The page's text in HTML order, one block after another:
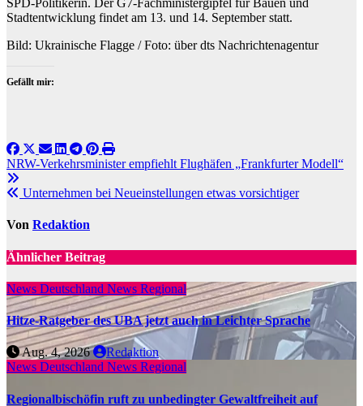
SPD-Politikerin. Der G7-Fachministergipfel für Bauen und
Stadtentwicklung findet am 13. und 14. September statt.
Bild: Ukrainische Flagge / Foto: über dts Nachrichtenagentur
Gefällt mir:
Beitragsnavigation
NRW-Verkehrsminister empfiehlt Flughäfen „Frankfurter Modell“
Unternehmen bei Neueinstellungen etwas vorsichtiger
Von Redaktion
Ähnlicher Beitrag
News Deutschland News Regional
Hitze-Ratgeber des UBA jetzt auch in Leichter Sprache
Aug. 4, 2026
Redaktion
News Deutschland News Regional
Regionalbischöfin ruft zu unbedingter Gewaltfreiheit auf